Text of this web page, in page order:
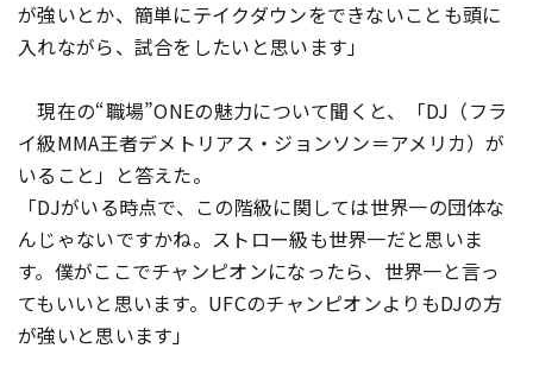
が強いとか、簡単にテイクダウンをできないことも頭に
入れながら、試合をしたいと思います」
現在の“職場”ONEの魅力について聞くと、「DJ（フラ
イ級MMA王者デメトリアス・ジョンソン＝アメリカ）が
いること」と答えた。
「DJがいる時点で、この階級に関しては世界一の団体な
んじゃないですかね。ストロー級も世界一だと思いま
す。僕がここでチャンピオンになったら、世界一と言っ
てもいいと思います。UFCのチャンピオンよりもDJの方
が強いと思います」